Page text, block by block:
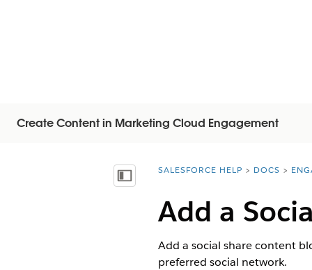
Create Content in Marketing Cloud Engagement
Vis indholdsfortegnelse
You are here:
SALESFORCE HELP DOCS
Add a
Add a social share content
preferred social network.